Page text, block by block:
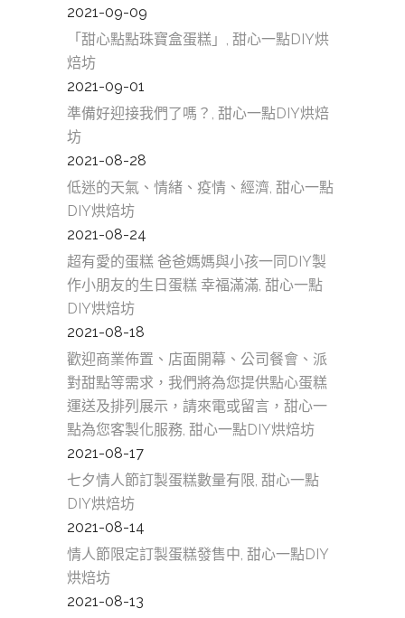
2021-09-09
「甜心點點珠寶盒蛋糕」, 甜心一點DIY烘
焙坊
2021-09-01
準備好迎接我們了嗎？, 甜心一點DIY烘焙
坊
2021-08-28
低迷的天氣、情緒、疫情、經濟, 甜心一點
DIY烘焙坊
2021-08-24
超有愛的蛋糕 爸爸媽媽與小孩一同DIY製
作小朋友的生日蛋糕 幸福滿滿, 甜心一點
DIY烘焙坊
2021-08-18
歡迎商業佈置、店面開幕、公司餐會、派
對甜點等需求，我們將為您提供點心蛋糕
運送及排列展示，請來電或留言，甜心一
點為您客製化服務, 甜心一點DIY烘焙坊
2021-08-17
七夕情人節訂製蛋糕數量有限, 甜心一點
DIY烘焙坊
2021-08-14
情人節限定訂製蛋糕發售中, 甜心一點DIY
烘焙坊
2021-08-13